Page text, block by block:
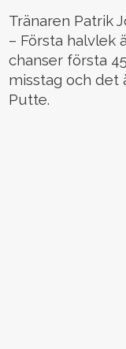
Tränaren Patrik
– Första halvlek
chanser första
misstag och det
Putte.